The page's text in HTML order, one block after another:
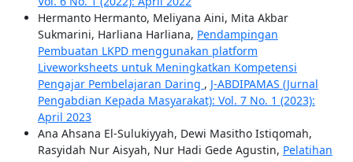
Hermanto Hermanto, Meliyana Aini, Mita Akbar
Sukmarini, Harliana Harliana, Pendampingan
Pembuatan LKPD menggunakan platform
Liveworksheets untuk Meningkatkan Kompetensi
Pengajar Pembelajaran Daring , J-ABDIPAMAS (Jurnal
Pengabdian Kepada Masyarakat): Vol. 7 No. 1 (2023):
April 2023
Ana Ahsana El-Sulukiyyah, Dewi Masitho Istiqomah,
Rasyidah Nur Aisyah, Nur Hadi Gede Agustin, Pelatihan